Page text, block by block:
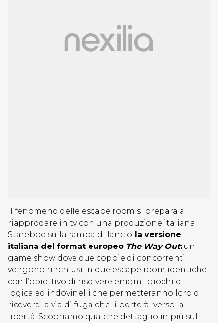
Il fenomeno delle escape room si prepara a
riapprodare in tv con una produzione italiana.
Starebbe sulla rampa di lancio la versione
italiana del format europeo The Way Out: un
game show dove due coppie di concorrenti
vengono rinchiusi in due escape room identiche
con l’obiettivo di risolvere enigmi, giochi di
logica ed indovinelli che permetteranno loro di
ricevere la via di fuga che li porterà verso la
libertà. Scopriamo qualche dettaglio in più sul